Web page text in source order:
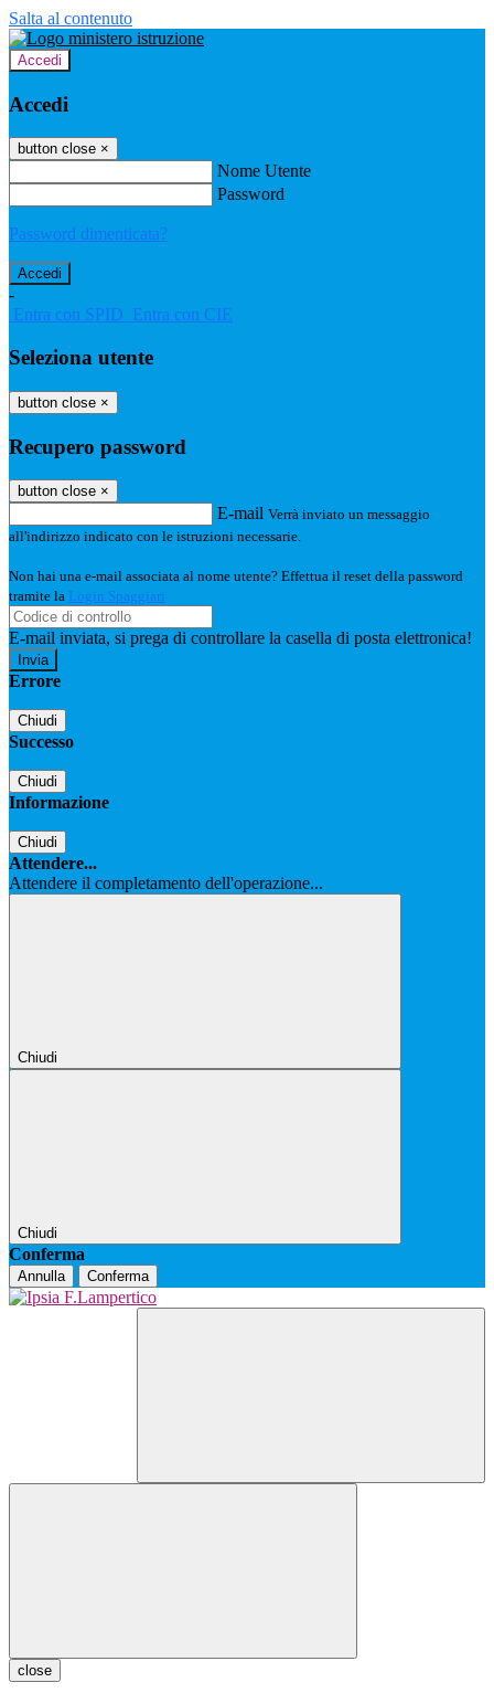
Salta al contenuto
Accedi
Accedi
button close ×
Nome Utente
Password
Password dimenticata?
-
Entra con SPID Entra con CIE
Seleziona utente
button close ×
Recupero password
button close ×
E-mail Verrà inviato un messaggio
all'indirizzo indicato con le istruzioni necessarie.
Non hai una e-mail associata al nome utente? Effettua il reset della password
tramite la Login Spaggiari
E-mail inviata, si prega di controllare la casella di posta elettronica!
Errore
Chiudi
Successo
Chiudi
Informazione
Chiudi
Attendere...
Attendere il completamento dell'operazione...
Chiudi
Chiudi
Conferma
Annulla Conferma
close